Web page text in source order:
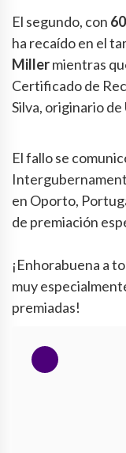
El segundo, con
ha recaído en el
Millermientras
Certificado de
Silva, originario de
El fallo se
en Oporto,
de premiación
¡Enhorabuena a
muy
premiadas!